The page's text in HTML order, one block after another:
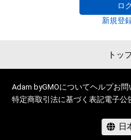
ロ
新規登
トッ
Adam byGMOについてヘルプお問
特定商取引法に基づく表記電子公